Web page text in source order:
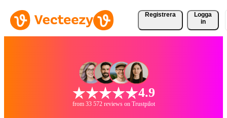
Registrera
Logga
in
4.9
from 33 572 reviews on Trustpilot